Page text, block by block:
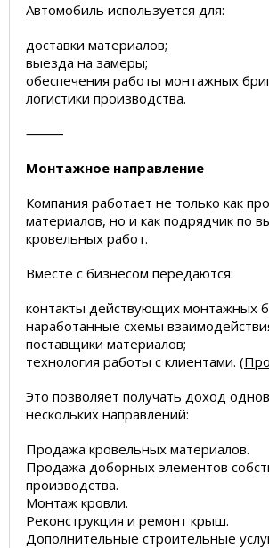
Автомобиль используется для:
доставки материалов;
выезда на замеры;
обеспечения работы монтажных
логистики производства.
⸻
Монтажное направление
Компания работает не только как
материалов, но и как подрядчик по
кровельных работ.
Вместе с бизнесом передаются:
контакты действующих монтажных
наработанные схемы
поставщики материалов;
технология работы с клиентами. (
Это позволяет получать доход
нескольких направлений:
Продажа кровельных материалов.
Продажа доборных элементов
производства.
Монтаж кровли.
Реконструкция и ремонт крыш.
Дополнительные строительные